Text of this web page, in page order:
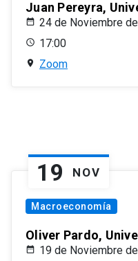
Juan Pereyra,
24 de Noviembre
17:00
Zoom
19 NOV
Macroeconomía
Oliver Pardo,
19 de Noviembre